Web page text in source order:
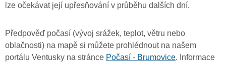
lze očekávat její upřesňování v průběhu dalších dní.
Předpověď počasí (vývoj srážek, teplot, větru nebo
oblačnosti) na mapě si můžete prohlédnout na našem
portálu Ventusky na stránce Počasí - Brumovice. Informace